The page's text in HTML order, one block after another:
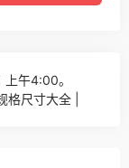
午4:00。
尺寸大全 |